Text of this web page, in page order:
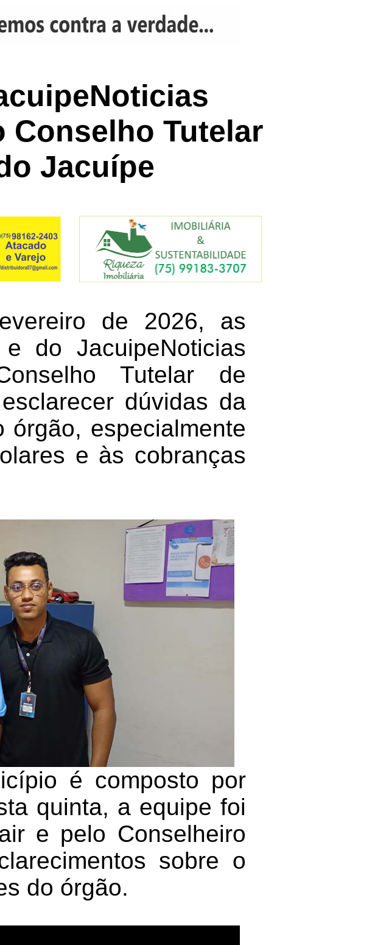
Conselho Tutelar
Jacuípe
de 2026, as
do JacuipeNoticias
Tutelar de
dúvidas da
órgão, especialmente
e às cobranças
é composto por
quinta, a equipe foi
e pelo Conselheiro
sobre o
do órgão.